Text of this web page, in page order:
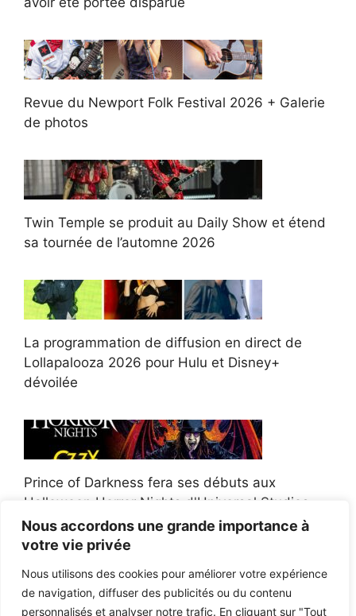
Nous accordons une grande importance à
votre vie privée
Nous utilisons des cookies pour améliorer votre expérience
de navigation, diffuser des publicités ou du contenu
personnalisés et analyser notre trafic. En cliquant sur "Tout
Revue du Newport Folk Festival 2026 + Galerie
de photos
Twin Temple se produit au Daily Show et étend
sa tournée de l’automne 2026
La programmation de diffusion en direct de
Lollapalooza 2026 pour Hulu et Disney+
dévoilée
Prince of Darkness fera ses débuts aux
Halloween Horror Nights d'Universal Studios
Afroman poursuit un policier de l'Ohio après la